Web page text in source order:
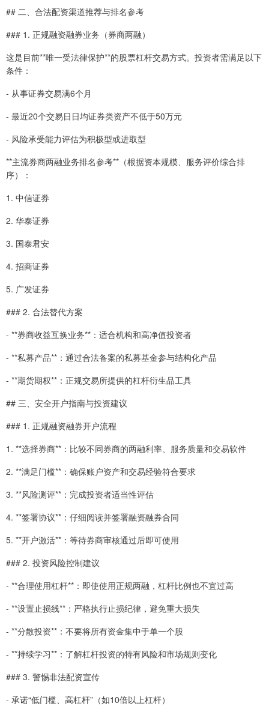
## 二、合法配资渠道推荐与排名参考
### 1. 正规融资融券业务（券商两融）
这是目前**唯一受法律保护**的股票杠杆交易方式。投资者需满足以下
条件：
- 从事证券交易满6个月
- 最近20个交易日日均证券类资产不低于50万元
- 风险承受能力评估为积极型或进取型
**主流券商两融业务排名参考**（根据资本规模、服务评价综合排
序）：
1. 中信证券
2. 华泰证券
3. 国泰君安
4. 招商证券
5. 广发证券
### 2. 合法替代方案
- **券商收益互换业务**：适合机构和高净值投资者
- **私募产品**：通过合法备案的私募基金参与结构化产品
- **期货期权**：正规交易所提供的杠杆衍生品工具
## 三、安全开户指南与投资建议
### 1. 正规融资融券开户流程
1. **选择券商**：比较不同券商的两融利率、服务质量和交易软件
2. **满足门槛**：确保账户资产和交易经验符合要求
3. **风险测评**：完成投资者适当性评估
4. **签署协议**：仔细阅读并签署融资融券合同
5. **开户激活**：等待券商审核通过后即可使用
### 2. 投资风险控制建议
- **合理使用杠杆**：即使使用正规两融，杠杆比例也不宜过高
- **设置止损线**：严格执行止损纪律，避免重大损失
- **分散投资**：不要将所有资金集中于单一个股
- **持续学习**：了解杠杆投资的特有风险和市场规则变化
### 3. 警惕非法配资宣传
- 承诺“低门槛、高杠杆”（如10倍以上杠杆）